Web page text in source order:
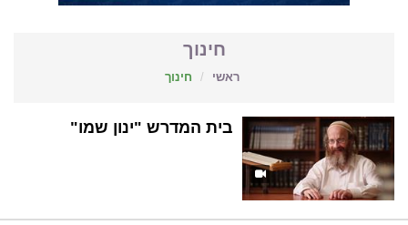
חינוך
ראשי חינוך
בית המדרש "ינון שמו"